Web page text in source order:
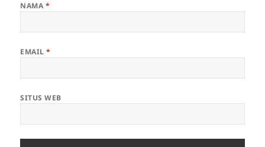
NAMA *
EMAIL*
SITUS WEB